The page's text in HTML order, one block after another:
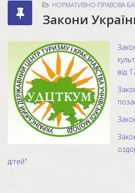
НОРМАТИВНО-ПРАВОВА
Закони
від
дітей"